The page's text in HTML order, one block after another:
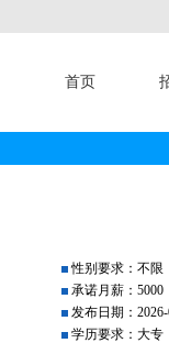
首页
性别要求：不限
承诺月薪：5000
发布日期：
学历要求：大专